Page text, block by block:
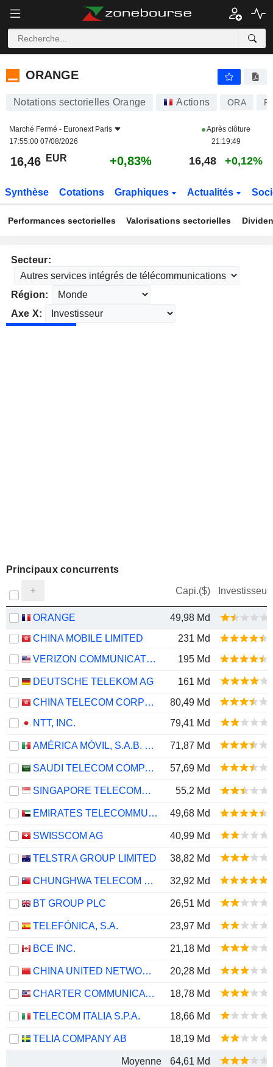
ORANGE
ORANGE
Notations sectorielles Orange Actions ORA
Marché Fermé - Euronext Paris
17:55:00 07/08/2026
Après clôture
21:19:49
16,46 EUR +0,83% 16,48 +0,12%
Synthèse Cotations Graphiques Actualités
Performances sectorielles Valorisations sectorielles
Secteur:
Région:
Axe X:
Principaux concurrents
Capi.($) Investisseur
ORANGE
49,98 Md
CHINA MOBILE LIMITED
231 Md
VERIZON COMMUNICATIONS, INC.
195 Md
DEUTSCHE TELEKOM AG
161 Md
CHINA TELECOM CORPORATION LIMITED
80,49 Md
NTT, INC.
79,41 Md
AMÉRICA MÓVIL, S.A.B. DE C.V. 71,87 Md
SAUDI TELECOM COMPANY 57,69 Md
SINGAPORE TELECOMMUNICATIONS LIMITED 55,2 Md
EMIRATES TELECOMMUNICATIONS GROUP COMPANY 49,68 Md
SWISSCOM AG 40,99 Md
TELSTRA GROUP LIMITED 38,82 Md
CHUNGHWA TELECOM CO., LTD. 32,92 Md
BT GROUP PLC 26,51 Md
TELEFÓNICA, S.A. 23,97 Md
BCE INC. 21,18 Md
CHINA UNITED NETWORK COMMUNICATIONS LIMITED 20,28 Md
CHARTER COMMUNICATIONS, INC. 18,78 Md
TELECOM ITALIA S.P.A. 18,66 Md
TELIA COMPANY AB 18,19 Md
Moyenne 64,61 Md